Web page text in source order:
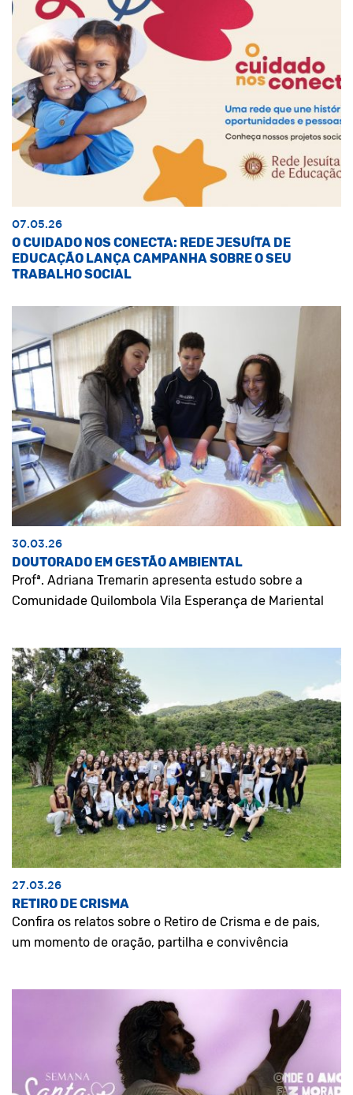
07.05.26
O CUIDADO NOS CONECTA: REDE JESUÍTA DE
EDUCAÇÃO LANÇA CAMPANHA SOBRE O SEU
TRABALHO SOCIAL
30.03.26
DOUTORADO EM GESTÃO AMBIENTAL
Profª. Adriana Tremarin apresenta estudo sobre a
Comunidade Quilombola Vila Esperança de Mariental
27.03.26
RETIRO DE CRISMA
Confira os relatos sobre o Retiro de Crisma e de pais,
um momento de oração, partilha e convivência